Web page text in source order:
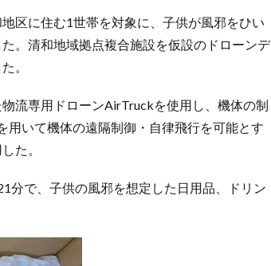
区に住む1世帯を対象に、子供が風邪をひい
。清和地域拠点複合施設を仮設のドローンデ
。
流専用ドローンAirTruckを使用し、機体の制
いて機体の遠隔制御・自律飛行を可能とす
た。
分で、子供の風邪を想定した日用品、ドリン